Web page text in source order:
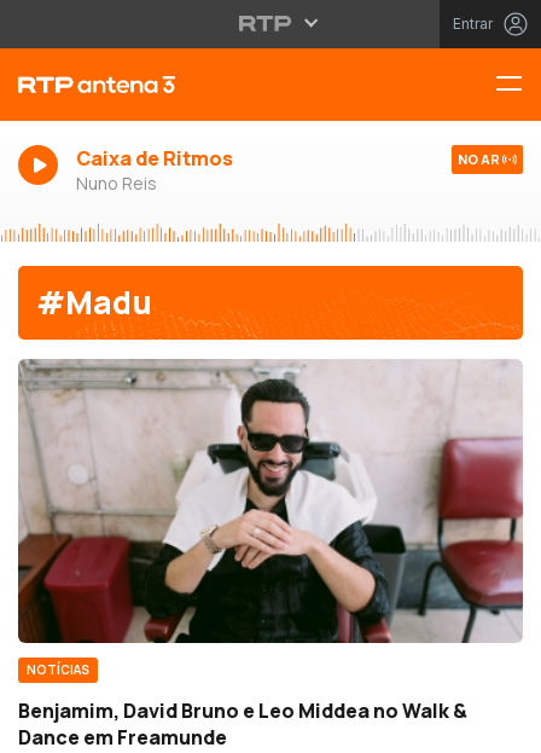
Entrar
Caixa de Ritmos
Nuno Reis
NO AR
#Madu
NOTÍCIAS
Benjamim, David Bruno e Leo Middea no Walk &
Dance em Freamunde